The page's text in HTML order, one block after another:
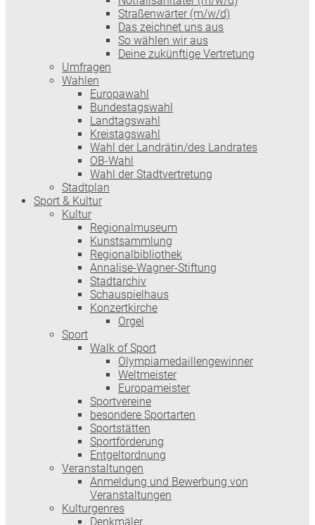
Straßenwärter (m/w/d)
Das zeichnet uns aus
So wählen wir aus
Deine zukünftige Vertretung
Umfragen
Wahlen
Europawahl
Bundestagswahl
Landtagswahl
Kreistagswahl
Wahl der Landrätin/des Landrates
OB-Wahl
Wahl der Stadtvertretung
Stadtplan
Sport & Kultur
Kultur
Regionalmuseum
Kunstsammlung
Regionalbibliothek
Annalise-Wagner-Stiftung
Stadtarchiv
Schauspielhaus
Konzertkirche
Orgel
Sport
Walk of Sport
Olympiamedaillengewinner
Weltmeister
Europameister
Sportvereine
besondere Sportarten
Sportstätten
Sportförderung
Entgeltordnung
Veranstaltungen
Anmeldung und Bewerbung von
Veranstaltungen
Kulturgenres
Denkmäler